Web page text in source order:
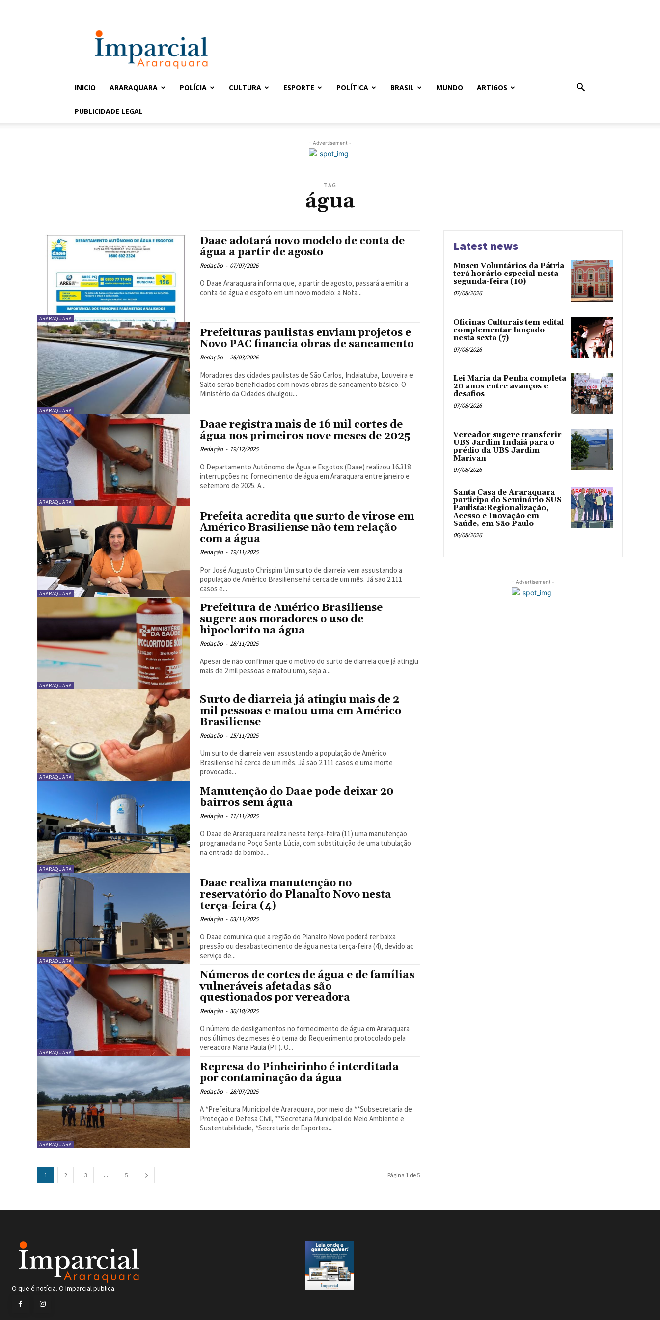
Imparcial
INICIO ARARAQUARA POLÍCIA CULTURA ESPORTE POLÍTICA BRASIL MUNDO ARTIGOS
PUBLICIDADE LEGAL
- Advertisement -
TAG
água
ARARAQUARA
Daae adotará novo modelo de conta de
água a partir de agosto
Redação - 07/07/2026
O Daae Araraquara informa que, a partir de agosto, passará a emitir a
conta de água e esgoto em um novo modelo: a Nota...
ARARAQUARA
Prefeituras paulistas enviam projetos e
Novo PAC financia obras de saneamento
Redação - 26/03/2026
Moradores das cidades paulistas de São Carlos, Indaiatuba, Louveira e
Salto serão beneficiados com novas obras de saneamento básico. O
Ministério da Cidades divulgou...
ARARAQUARA
Daae registra mais de 16 mil cortes de
água nos primeiros nove meses de 2025
Redação - 19/12/2025
O Departamento Autônomo de Água e Esgotos (Daae) realizou 16.318
interrupções no fornecimento de água em Araraquara entre janeiro e
setembro de 2025. A...
ARARAQUARA
Prefeita acredita que surto de virose em
Américo Brasiliense não tem relação
com a água
Redação - 19/11/2025
Por José Augusto Chrispim Um surto de diarreia vem assustando a
população de Américo Brasiliense há cerca de um mês. Já são 2.111
casos e...
ARARAQUARA
Prefeitura de Américo Brasiliense
sugere aos moradores o uso de
hipoclorito na água
Redação - 18/11/2025
Apesar de não confirmar que o motivo do surto de diarreia que já atingiu
mais de 2 mil pessoas e matou uma, seja a...
ARARAQUARA
Surto de diarreia já atingiu mais de 2
mil pessoas e matou uma em Américo
Brasiliense
Redação - 15/11/2025
Um surto de diarreia vem assustando a população de Américo
Brasiliense há cerca de um mês. Já são 2.111 casos e uma morte
provocada...
ARARAQUARA
Manutenção do Daae pode deixar 20
bairros sem água
Redação - 11/11/2025
O Daae de Araraquara realiza nesta terça-feira (11) uma manutenção
programada no Poço Santa Lúcia, com substituição de uma tubulação
na entrada da bomba....
ARARAQUARA
Daae realiza manutenção no
reservatório do Planalto Novo nesta
terça-feira (4)
Redação - 03/11/2025
O Daae comunica que a região do Planalto Novo poderá ter baixa
pressão ou desabastecimento de água nesta terça-feira (4), devido ao
serviço de...
ARARAQUARA
Números de cortes de água e de famílias
vulneráveis afetadas são
questionados por vereadora
Redação - 30/10/2025
O número de desligamentos no fornecimento de água em Araraquara
nos últimos dez meses é o tema do Requerimento protocolado pela
vereadora Maria Paula (PT). O...
ARARAQUARA
Represa do Pinheirinho é interditada
por contaminação da água
Redação - 28/07/2025
A *Prefeitura Municipal de Araraquara, por meio da **Subsecretaria de
Proteção e Defesa Civil, **Secretaria Municipal do Meio Ambiente e
Sustentabilidade, *Secretaria de Esportes...
1 2 3 ... 5 Página 1 de 5
Latest news
Museu Voluntários da Pátria
terá horário especial nesta
segunda-feira (10)
07/08/2026
Oficinas Culturais tem edital
complementar lançado
nesta sexta (7)
07/08/2026
Lei Maria da Penha completa
20 anos entre avanços e
desafios
07/08/2026
Vereador sugere transferir
UBS Jardim Indaiá para o
prédio da UBS Jardim
Marivan
07/08/2026
Santa Casa de Araraquara
participa do Seminário SUS
Paulista:Regionalização,
Acesso e Inovação em
Saúde, em São Paulo
06/08/2026
- Advertisement -
O que é notícia. O Imparcial publica.